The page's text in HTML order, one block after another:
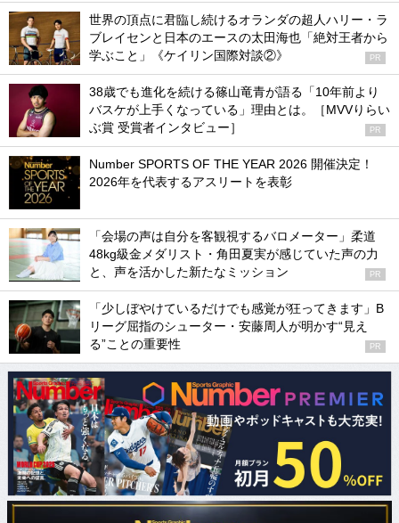
世界の頂点に君臨し続けるオランダの超人ハリー・ラ
ブレイセンと日本のエースの太田海也「絶対王者から
学ぶこと」《ケイリン国際対談②》
PR
38歳でも進化を続ける篠山竜青が語る「10年前より
バスケが上手くなっている」理由とは。［MVVりらい
ぶ賞 受賞者インタビュー］
PR
Number SPORTS OF THE YEAR 2026 開催決定！
2026年を代表するアスリートを表彰
「会場の声は自分を客観視するバロメーター」柔道
48kg級金メダリスト・角田夏実が感じていた声の力
と、声を活かした新たなミッション
PR
「少しぼやけているだけでも感覚が狂ってきます」B
リーグ屈指のシューター・安藤周人が明かす“見え
る”ことの重要性
PR